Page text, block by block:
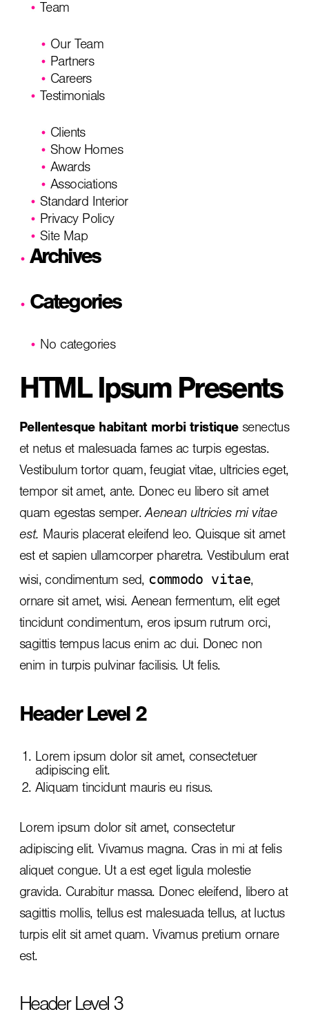
Team
Our Team
Partners
Careers
Testimonials
Clients
Show Homes
Awards
Associations
Standard Interior
Privacy Policy
Site Map
Archives
Categories
No categories
HTML Ipsum Presents
Pellentesque habitant morbi tristiquesenectus
et netus et malesuada fames ac turpis egestas.
Vestibulum tortor quam, feugiat vitae, ultricies eget,
tempor sit amet, ante. Donec eu libero sit amet
quam egestas semper.Aenean ultricies mi vitae
est. Mauris placerat eleifend leo. Quisque sit amet
est et sapien ullamcorper pharetra. Vestibulum erat
wisi, condimentum sed, commodo vitae,
ornare sit amet, wisi. Aenean fermentum, elit eget
tincidunt condimentum, eros ipsum rutrum orci,
sagittis tempus lacus enim ac dui. Donec non
enim in turpis pulvinar facilisis. Ut felis.
Header Level 2
Lorem ipsum dolor sit amet, consectetuer
adipiscing elit.
Aliquam tincidunt mauris eu risus.
Lorem ipsum dolor sit amet, consectetur
adipiscing elit. Vivamus magna. Cras in mi at felis
aliquet congue. Ut a est eget ligula molestie
gravida. Curabitur massa. Donec eleifend, libero at
sagittis mollis, tellus est malesuada tellus, at luctus
turpis elit sit amet quam. Vivamus pretium ornare
est.
Header Level 3